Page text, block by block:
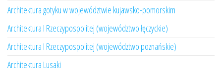
Architektura gotyku w województwie kujawsko-pomorskim
Architektura I Rzeczypospolitej (województwo łęczyckie)
Architektura I Rzeczypospolitej (województwo poznańskie)
Architektura Lusaki